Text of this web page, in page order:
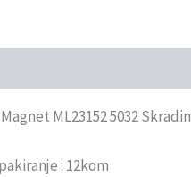
ML23152 5032 Skradin
: 12kom